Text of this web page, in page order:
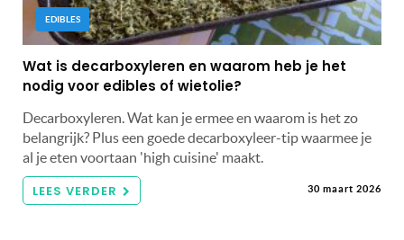
EDIBLES
Wat is decarboxyleren en waarom heb je het
nodig voor edibles of wietolie?
Decarboxyleren. Wat kan je ermee en waarom is het zo
belangrijk? Plus een goede decarboxyleer-tip waarmee je
al je eten voortaan 'high cuisine' maakt.
LEES VERDER 30 maart 2026